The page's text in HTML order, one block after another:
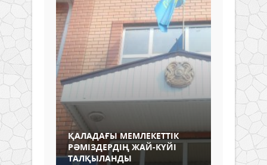
ҚАЛАДАҒЫ МЕМЛЕКЕТТІК
РӘМІЗДЕРДІҢ ЖАЙ-КҮЙІ
ТАЛҚЫЛАНДЫ